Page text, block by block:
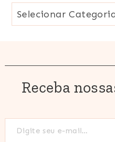
Receba
Digite seu e-mail…